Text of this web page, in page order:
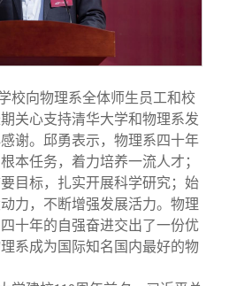
坛
息
程
规
们
校向物理系全体师生员工和校
关心支持清华大学和物理系发
谢。邱勇表示，物理系四十年
本任务，着力培养一流人才；
目标，扎实开展科学研究；始
力，不断增强发展活力。物理
十年的自强奋进交出了一份优
系成为国际知名国内最好的物